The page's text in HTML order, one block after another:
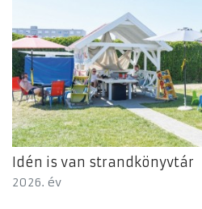
Idén is van strandkönyvtár
2026. év